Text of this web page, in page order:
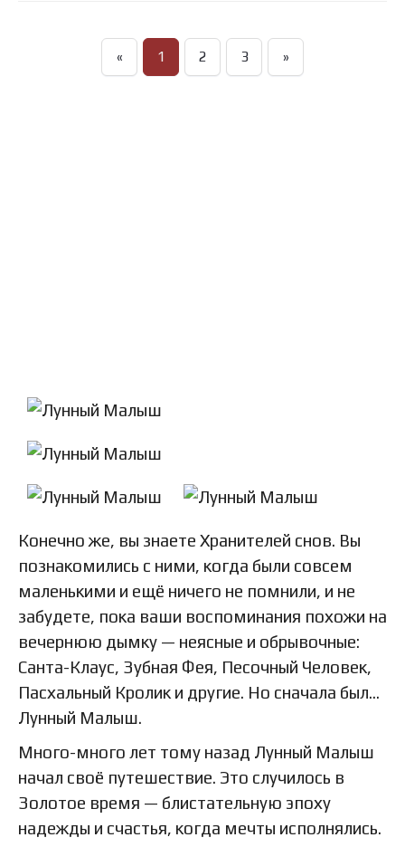
« 1 2 3 »
Конечно же, вы знаете Хранителей снов. Вы
познакомились с ними, когда были совсем
маленькими и ещё ничего не помнили, и не
забудете, пока ваши воспоминания похожи на
вечернюю дымку — неясные и обрывочные:
Санта-Клаус, Зубная Фея, Песочный Человек,
Пасхальный Кролик и другие. Но сначала был…
Лунный Малыш.
Много-много лет тому назад Лунный Малыш
начал своё путешествие. Это случилось в
Золотое время — блистательную эпоху
надежды и счастья, когда мечты исполнялись.